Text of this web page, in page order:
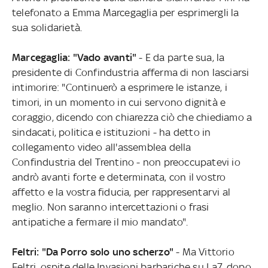
telefonato a Emma Marcegaglia per esprimergli la
sua solidarietà.
Marcegaglia: "Vado avanti" - E da parte sua, la
presidente di Confindustria afferma di non lasciarsi
intimorire: "Continuerò a esprimere le istanze, i
timori, in un momento in cui servono dignità e
coraggio, dicendo con chiarezza ciò che chiediamo a
sindacati, politica e istituzioni - ha detto in
collegamento video all'assemblea della
Confindustria del Trentino - non preoccupatevi io
andrò avanti forte e determinata, con il vostro
affetto e la vostra fiducia, per rappresentarvi al
meglio. Non saranno intercettazioni o frasi
antipatiche a fermare il mio mandato".
Feltri: "Da Porro solo uno scherzo"- Ma Vittorio